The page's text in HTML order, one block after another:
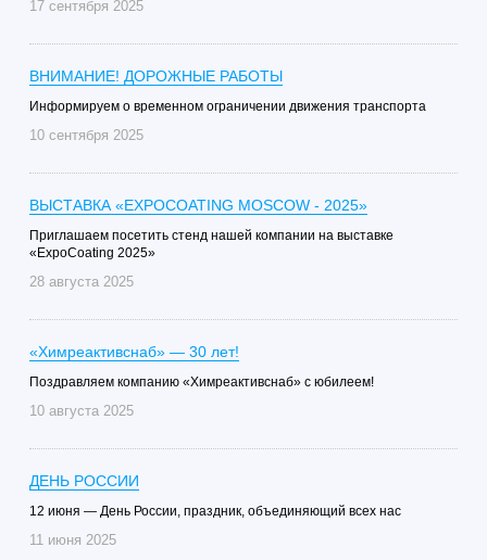
17 сентября 2025
ВНИМАНИЕ! ДОРОЖНЫЕ РАБОТЫ
Информируем о временном ограничении движения транспорта
10 сентября 2025
ВЫСТАВКА «EXPOCOATING MOSCOW - 2025»
Приглашаем посетить стенд нашей компании на выставке
«ExpoCoating 2025»
28 августа 2025
«Химреактивснаб» — 30 лет!
Поздравляем компанию «Химреактивснаб» с юбилеем!
10 августа 2025
ДЕНЬ РОССИИ
12 июня — День России, праздник, объединяющий всех нас
11 июня 2025